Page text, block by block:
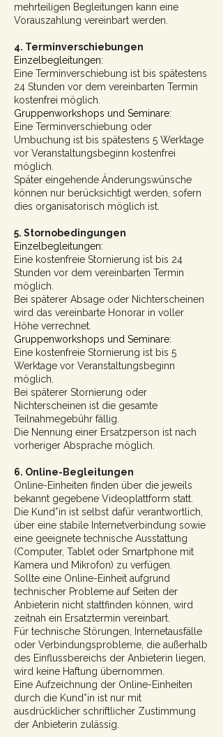
mehrteiligen Begleitungen kann eine
Vorauszahlung vereinbart werden.
4. Terminverschiebungen
Einzelbegleitungen:
Eine Terminverschiebung ist bis spätestens
24 Stunden vor dem vereinbarten Termin
kostenfrei möglich.
Gruppenworkshops und Seminare:
Eine Terminverschiebung oder
Umbuchung ist bis spätestens 5 Werktage
vor Veranstaltungsbeginn kostenfrei
möglich.
Später eingehende Änderungswünsche
können nur berücksichtigt werden, sofern
dies organisatorisch möglich ist.
5. Stornobedingungen
Einzelbegleitungen:
Eine kostenfreie Stornierung ist bis 24
Stunden vor dem vereinbarten Termin
möglich.
Bei späterer Absage oder Nichterscheinen
wird das vereinbarte Honorar in voller
Höhe verrechnet.
Gruppenworkshops und Seminare:
Eine kostenfreie Stornierung ist bis 5
Werktage vor Veranstaltungsbeginn
möglich.
Bei späterer Stornierung oder
Nichterscheinen ist die gesamte
Teilnahmegebühr fällig.
Die Nennung einer Ersatzperson ist nach
vorheriger Absprache möglich.
6. Online-Begleitungen
Online-Einheiten finden über die jeweils
bekannt gegebene Videoplattform statt.
Die Kund*in ist selbst dafür verantwortlich,
über eine stabile Internetverbindung sowie
eine geeignete technische Ausstattung
(Computer, Tablet oder Smartphone mit
Kamera und Mikrofon) zu verfügen.
Sollte eine Online-Einheit aufgrund
technischer Probleme auf Seiten der
Anbieterin nicht stattfinden können, wird
zeitnah ein Ersatztermin vereinbart.
Für technische Störungen, Internetausfälle
oder Verbindungsprobleme, die außerhalb
des Einflussbereichs der Anbieterin liegen,
wird keine Haftung übernommen.
Eine Aufzeichnung der Online-Einheiten
durch die Kund*in ist nur mit
ausdrücklicher schriftlicher Zustimmung
der Anbieterin zulässig.